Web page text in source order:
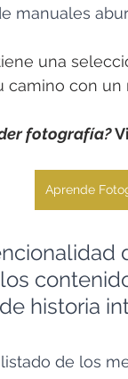
manuales
una
camino con
fotografía?
Aprende
historia
de los